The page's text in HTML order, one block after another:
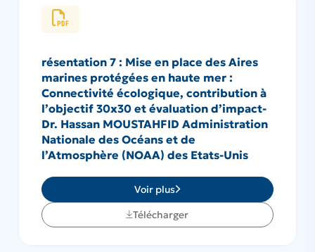
résentation 7 : Mise en place des Aires
marines protégées en haute mer :
Connectivité écologique, contribution à
l’objectif 30x30 et évaluation d’impact-
Dr. Hassan MOUSTAHFID Administration
Nationale des Océans et de
l’Atmosphère (NOAA) des Etats-Unis
Voir plus
Télécharger